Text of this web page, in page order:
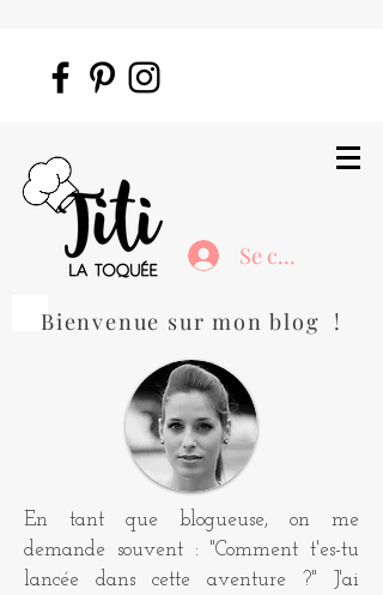
Se connecter
Bienvenue sur mon blog !
En tant que blogueuse, on me
demande souvent : "Comment t'es-tu
lancée dans cette aventure ?" J'ai